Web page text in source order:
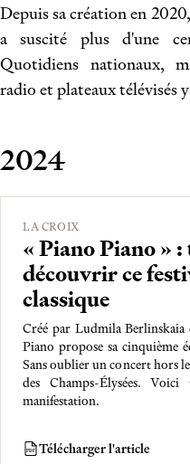
Depuis sa création en
a suscité plus d'une
Quotidiens nationaux,
radio et plateaux télévisés
2024
LA CROIX
« Piano Piano »
découvrir ce
classique
Créé par Ludmila
Piano propose sa cinquième
Sans oublier un concert hors
des Champs-Élysées.
manifestation.
PDF Télécharger l'article